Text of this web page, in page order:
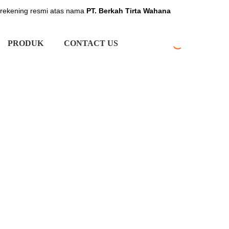
resmi atas nama PT. Berkah Tirta Wahana
PRODUK CONTACT US